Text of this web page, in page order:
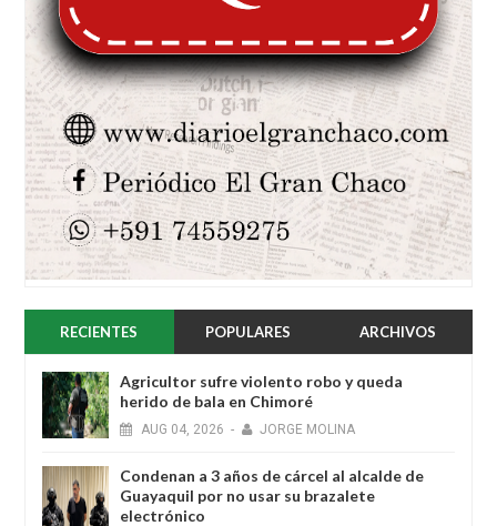
RECIENTES POPULARES ARCHIVOS
Agricultor sufre violento robo y queda
herido de bala en Chimoré
AUG 04, 2026 - JORGE MOLINA
Condenan a 3 años de cárcel al alcalde de
Guayaquil por no usar su brazalete
electrónico